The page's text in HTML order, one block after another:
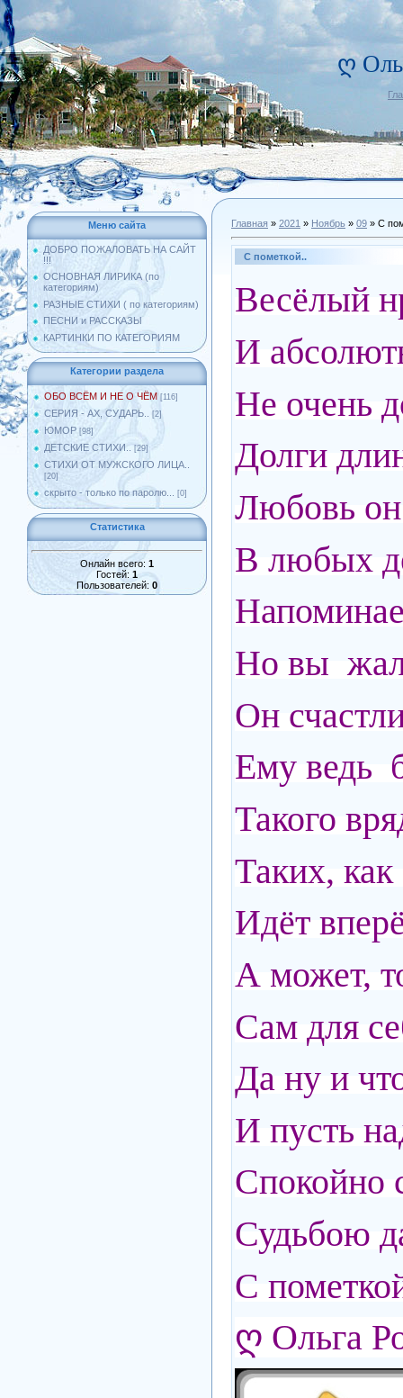
ღ
Меню сайта
ДОБРО ПОЖАЛОВАТЬ НА САЙТ
!!!
ОСНОВНАЯ ЛИРИКА (по
категориям)
РАЗНЫЕ СТИХИ ( по категориям)
ПЕСНИ и РАССКАЗЫ
КАРТИНКИ ПО КАТЕГОРИЯМ
Категории раздела
ОБО ВСЁМ И НЕ О ЧЁМ [116]
СЕРИЯ - АХ, СУДАРЬ.. [2]
ЮМОР [98]
ДЕТСКИЕ СТИХИ.. [29]
СТИХИ ОТ МУЖСКОГО ЛИЦА..
[20]
скрыто - только по паролю... [0]
Статистика
Онлайн всего: 1
Гостей: 1
Пользователей: 0
Главная » 2021 » Ноябрь » 09 » С
С пометкой..
Весёлый
И
Не очень
Долги
Любовь
В любых
Но вы
Он
Ему ведь
Такого
Таких, как
Идёт
А может,
Сам для
Да ну и
И пусть
Спокойно
Судьбою
С
ღ Ольга